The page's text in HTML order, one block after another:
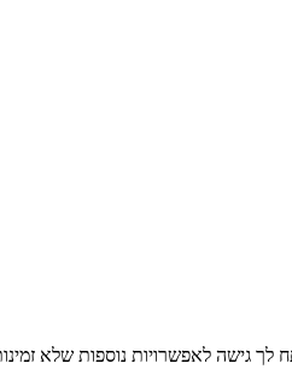
לאפשרויות נוספות שלא